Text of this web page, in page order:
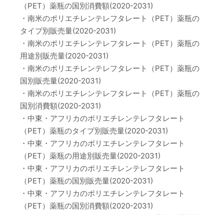
（PET）薬瓶の国別消費額(2020-2031)
・南米のポリエチレンテレフタレート（PET）薬瓶の
タイプ別販売量(2020-2031)
・南米のポリエチレンテレフタレート（PET）薬瓶の
用途別販売量(2020-2031)
・南米のポリエチレンテレフタレート（PET）薬瓶の
国別販売量(2020-2031)
・南米のポリエチレンテレフタレート（PET）薬瓶の
国別消費額(2020-2031)
・中東・アフリカのポリエチレンテレフタレート
（PET）薬瓶のタイプ別販売量(2020-2031)
・中東・アフリカのポリエチレンテレフタレート
（PET）薬瓶の用途別販売量(2020-2031)
・中東・アフリカのポリエチレンテレフタレート
（PET）薬瓶の国別販売量(2020-2031)
・中東・アフリカのポリエチレンテレフタレート
（PET）薬瓶の国別消費額(2020-2031)